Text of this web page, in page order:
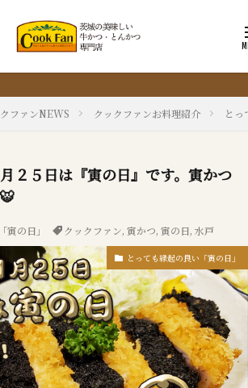
ファンNEWS クックファンお料理紹介 とっ
２５日は『寅の日』です。寅かつ
寅の日」 クックファン, 寅かつ, 寅の日, 水戸
とっても縁起の良い「寅の日」